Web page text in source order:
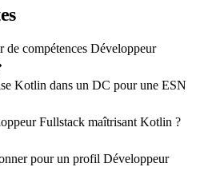
de compétences Développeur
Kotlin dans un DC pour une ESN
Fullstack maîtrisant Kotlin ?
pour un profil Développeur